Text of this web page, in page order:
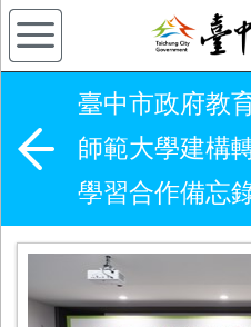
臺中市政府教
師範大學建構
學習合作備忘